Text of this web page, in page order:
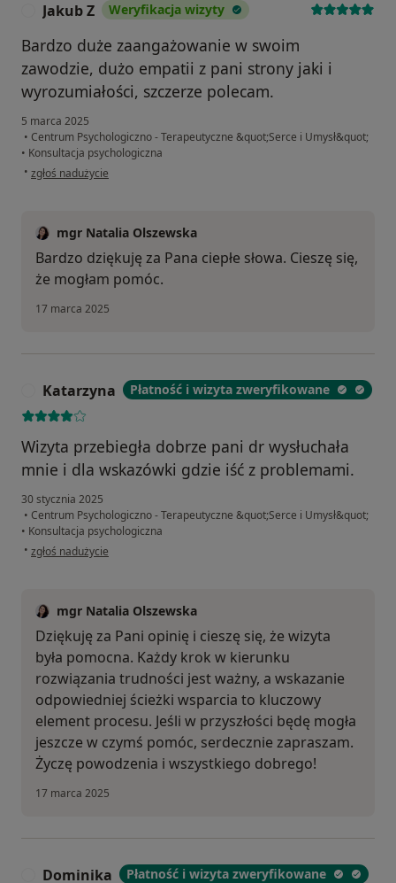
Jakub Z Weryfikacja wizyty
Bardzo duże zaangażowanie w swoim
zawodzie, dużo empatii z pani strony jaki i
wyrozumiałości, szczerze polecam.
5 marca 2025
• Centrum Psychologiczno - Terapeutyczne &quot;Serce i Umysł&quot;
• Konsultacja psychologiczna
• w opinii użytkownika Jakub Z
zgłoś nadużycie
mgr Natalia Olszewska
Bardzo dziękuję za Pana ciepłe słowa. Cieszę się,
że mogłam pomóc.
17 marca 2025
Katarzyna Płatność i wizyta zweryfikowane
Wizyta przebiegła dobrze pani dr wysłuchała
mnie i dla wskazówki gdzie iść z problemami.
30 stycznia 2025
• Centrum Psychologiczno - Terapeutyczne &quot;Serce i Umysł&quot;
• Konsultacja psychologiczna
• w opinii użytkownika Katarzyna
zgłoś nadużycie
mgr Natalia Olszewska
Dziękuję za Pani opinię i cieszę się, że wizyta
była pomocna. Każdy krok w kierunku
rozwiązania trudności jest ważny, a wskazanie
odpowiedniej ścieżki wsparcia to kluczowy
element procesu. Jeśli w przyszłości będę mogła
jeszcze w czymś pomóc, serdecznie zapraszam.
Życzę powodzenia i wszystkiego dobrego!
17 marca 2025
Dominika Płatność i wizyta zweryfikowane